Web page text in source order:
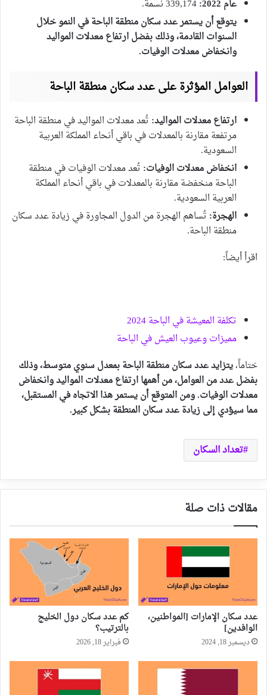
عام 2022:
يتوقع أن يستمر عدد سكان منطقة الباحة في النمو خلال
السنوات القادمة، وذلك بفضل ارتفاع معدلات المواليد
وانخفاض معدلات الوفيات.
العوامل المؤثرة على عدد سكان منطقة الباحة
ارتفاع معدلات المواليد: تُعد معدلات المواليد في منطقة الباحة
مرتفعة مقارنة بالمعدلات في باقي أنحاء المملكة العربية
السعودية.
انخفاض معدلات الوفيات: تُعد معدلات الوفيات في منطقة
الباحة منخفضة مقارنة بالمعدلات في باقي أنحاء المملكة
العربية السعودية.
الهجرة: تُساهم الهجرة من الدول المجاورة في زيادة عدد سكان
منطقة الباحة.
اقرأ أيضاً:
تكلفة المعيشة في الباحة 2024
مميزات وعيوب العيش في الباحة
ختاماً،يتزايد عدد سكان منطقة الباحة بمعدل سنوي متوسط، وذلك
بفضل عدد من العوامل، من أهمها ارتفاع معدلات المواليد وانخفاض
معدلات الوفيات. ومن المتوقع أن يستمر هذا الاتجاه في المستقبل،
مما سيؤدي إلى زيادة عدد سكان المنطقة بشكل كبير.
تعداد السكان
مقالات ذات صلة
عدد سكان الإمارات [المواطنين،
الوافدين]
ديسمبر 18, 2024
كم عدد سكان دول الخليج
بالترتيب؟
فبراير 18, 2026